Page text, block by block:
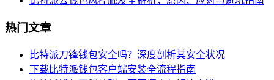
热门文章
比特派刀锋钱包安全吗？深度剖析其安全状况
下载比特派钱包客户端安装全流程指南